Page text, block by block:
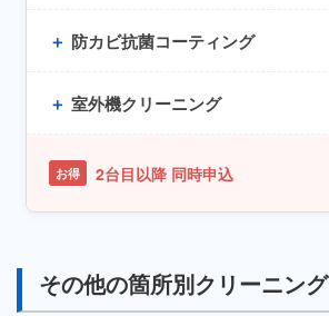
＋ 防カビ抗菌コーティング
＋ 室外機クリーニング
お得 2台目以降 同時申込
その他の箇所別クリーニング